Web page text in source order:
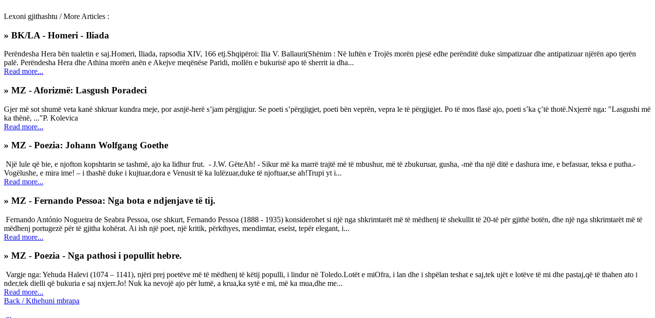
Lexoni gjithashtu / More Articles :
» BK/LA - Homeri - Iliada
Perëndesha Hera bën tualetin e saj.Homeri, Iliada, rapsodia XIV, 166 etj.Shqipëroi: Ilia V. Ballauri(Shënim : Në luftën e Trojës morën pjesë edhe perënditë duke simpatizuar dhe antipatizuar njërën apo tjerën
palë. Perëndesha Hera dhe Athina morën anën e Akejve meqënëse Paridi, mollën e bukurisë apo të sherrit іa dha...
Read more...
» MZ - Aforizmë: Lasgush Poradeci
Gjer më sot shumë veta kanë shkruar kundra meje, por asnjë-herë s’jam përgjigjur. Se poeti s’përgjigjet, poeti bën veprën, vepra le të përgjigjet. Po të mos flasë ajo, poeti s’ka ç’të thotë.Nxjerrë nga: "Lasgushi më
ka thënë, ..."P. Kolevica
Read more...
» MZ - Poezia: Johann Wolfgang Goethe
Një lule që bie, e njofton kopshtarin se tashmë, ajo ka lidhur frut. - J.W. GëteAh! - Sikur më ka marrë trajtë më të mbushur, më të zbukuruar, gusha, -më tha një ditë e dashura ime, e befasuar, teksa e putha.-
Vogëlushe, e mira ime! – i thashë duke i kujtuar,dora e Venusit të ka lulëzuar,duke të njoftuar,se ah!Trupi yt i...
Read more...
» MZ - Fernando Pessoa: Nga bota e ndjenjave të tij.
Fernando António Nogueira de Seabra Pessoa, ose shkurt, Fernando Pessoa (1888 - 1935) konsiderohet si një nga shkrimtarët më të mëdhenj të shekullit të 20-të për gjithë botën, dhe një nga shkrimtarët më të
mëdhenj portugezë për të gjitha kohërat. Ai ish një poet, një kritik, përkthyes, mendimtar, eseist, tepër elegant, i...
Read more...
» MZ - Poezia - Nga pathosi i popullit hebre.
Vargje nga: Yehuda Halevi (1074 – 1141), njëri prej poetëve më të mëdhenj të këtij populli, i lindur në Toledo.Lotët e miOfra, i lan dhe i shpëlan teshat e saj,tek ujët e lotëve të mi dhe pastaj,që të thahen ato i
nder,tek dielli që bukuria e saj nxjerr.Jo! Nuk ka nevojë ajo për lumë, a krua,ka sytë e mi, më ka mua,dhe me...
Read more...
Back / Kthehuni mbrapa